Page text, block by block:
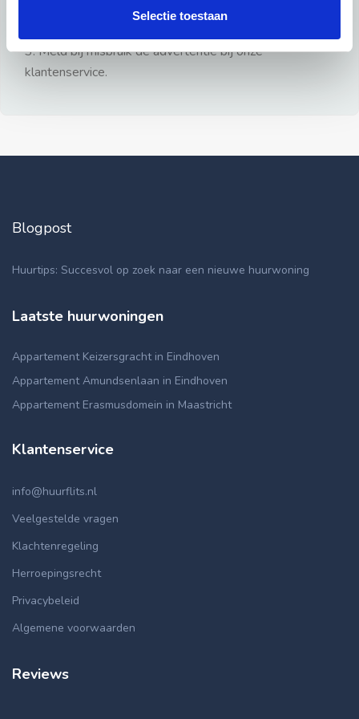
Selectie toestaan
3: Meld bij misbruik de advertentie bij onze
klantenservice.
Blogpost
Huurtips: Succesvol op zoek naar een nieuwe huurwoning
Laatste huurwoningen
Appartement Keizersgracht in Eindhoven
Appartement Amundsenlaan in Eindhoven
Appartement Erasmusdomein in Maastricht
Klantenservice
info@huurflits.nl
Veelgestelde vragen
Klachtenregeling
Herroepingsrecht
Privacybeleid
Algemene voorwaarden
Reviews